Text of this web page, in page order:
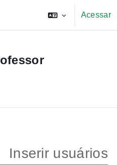
Acessar
Inserir usuários